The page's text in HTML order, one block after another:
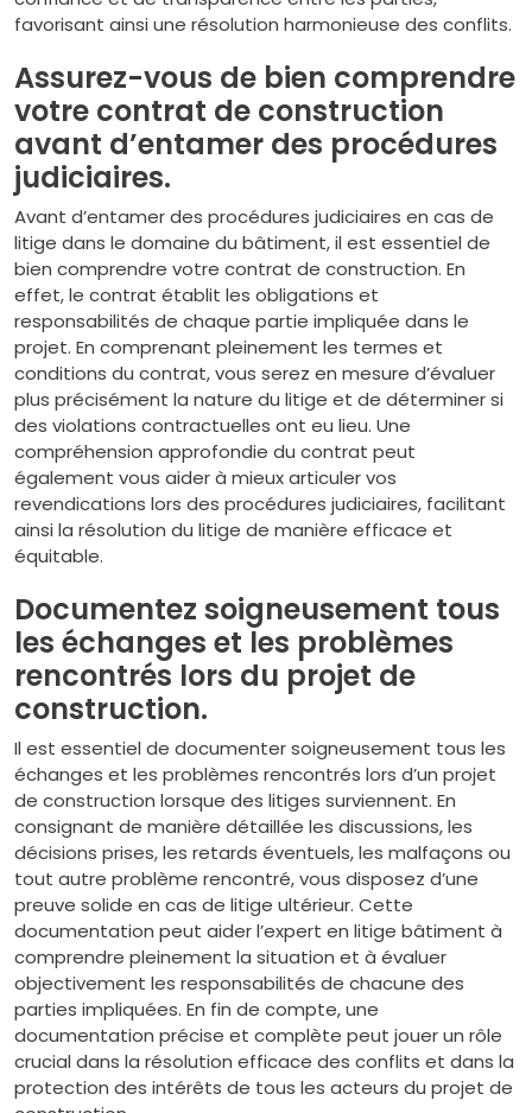
favorisant ainsi une résolution harmonieuse des conflits.
Assurez-vous de bien comprendre
votre contrat de construction
avant d’entamer des procédures
judiciaires.
Avant d’entamer des procédures judiciaires en cas de
litige dans le domaine du bâtiment, il est essentiel de
bien comprendre votre contrat de construction. En
effet, le contrat établit les obligations et
responsabilités de chaque partie impliquée dans le
projet. En comprenant pleinement les termes et
conditions du contrat, vous serez en mesure d’évaluer
plus précisément la nature du litige et de déterminer si
des violations contractuelles ont eu lieu. Une
compréhension approfondie du contrat peut
également vous aider à mieux articuler vos
revendications lors des procédures judiciaires, facilitant
ainsi la résolution du litige de manière efficace et
équitable.
Documentez soigneusement tous
les échanges et les problèmes
rencontrés lors du projet de
construction.
Il est essentiel de documenter soigneusement tous les
échanges et les problèmes rencontrés lors d’un projet
de construction lorsque des litiges surviennent. En
consignant de manière détaillée les discussions, les
décisions prises, les retards éventuels, les malfaçons ou
tout autre problème rencontré, vous disposez d’une
preuve solide en cas de litige ultérieur. Cette
documentation peut aider l’expert en litige bâtiment à
comprendre pleinement la situation et à évaluer
objectivement les responsabilités de chacune des
parties impliquées. En fin de compte, une
documentation précise et complète peut jouer un rôle
crucial dans la résolution efficace des conflits et dans la
protection des intérêts de tous les acteurs du projet de